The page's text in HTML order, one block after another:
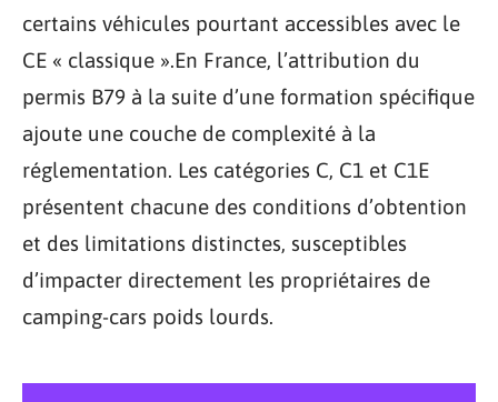
certains véhicules pourtant accessibles avec le
CE « classique ».En France, l’attribution du
permis B79 à la suite d’une formation spécifique
ajoute une couche de complexité à la
réglementation. Les catégories C, C1 et C1E
présentent chacune des conditions d’obtention
et des limitations distinctes, susceptibles
d’impacter directement les propriétaires de
camping-cars poids lourds.